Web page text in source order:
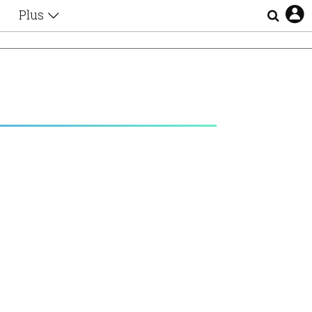
Plus